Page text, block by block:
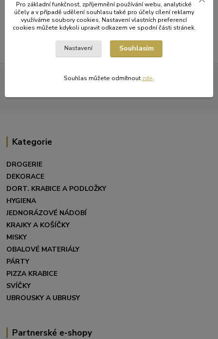
ÚKLID A HYGIENA
Kapesníčky
barevné zobrazení na vašem monitoru nemusí odpovídat
Kategorie
DROGERIE
DEKORACE
DORT. KRABICE A PODLOŽKY
HYGIENA
JEDNORÁZOVÉ NÁDOBÍ
KRAJKY A KOŠÍČKY
MISKY
OBALOVÉ MATERIÁLY
PÁRTY
PIZZA KRABICE
SVÍČKY
UBROUSKY A UBRUSY
Partnerské e-shopy
Pro základní funkčnost, zpříjemnění používání webu, analytické
účely a v případě udělení souhlasu také pro účely cílení reklamy
využíváme soubory cookies. Nastavení vlastních preferencí
cookies můžete kdykoli upravit odkazem ve spodní části stránek.
Nastavení Souhlasím
Souhlas můžete odmítnout zde.